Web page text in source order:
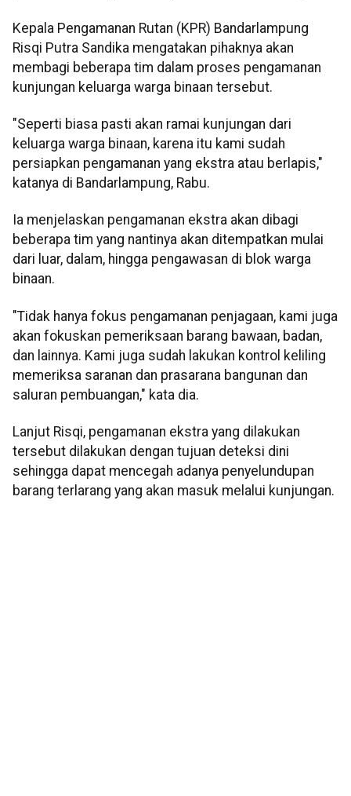
Kepala Pengamanan Rutan (KPR) Bandarlampung
Risqi Putra Sandika mengatakan pihaknya akan
membagi beberapa tim dalam proses pengamanan
kunjungan keluarga warga binaan tersebut.
"Seperti biasa pasti akan ramai kunjungan dari
keluarga warga binaan, karena itu kami sudah
persiapkan pengamanan yang ekstra atau berlapis,"
katanya di Bandarlampung, Rabu.
Ia menjelaskan pengamanan ekstra akan dibagi
beberapa tim yang nantinya akan ditempatkan mulai
dari luar, dalam, hingga pengawasan di blok warga
binaan.
"Tidak hanya fokus pengamanan penjagaan, kami juga
akan fokuskan pemeriksaan barang bawaan, badan,
dan lainnya. Kami juga sudah lakukan kontrol keliling
memeriksa saranan dan prasarana bangunan dan
saluran pembuangan," kata dia.
Lanjut Risqi, pengamanan ekstra yang dilakukan
tersebut dilakukan dengan tujuan deteksi dini
sehingga dapat mencegah adanya penyelundupan
barang terlarang yang akan masuk melalui kunjungan.